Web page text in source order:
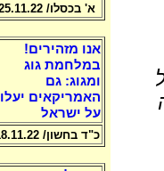
א' בכסלו/ 25.11.22
אנו מזהירים!
במלחמת גוג
ומגוג: גם
האמריקאים יעלו
על ישראל
כ"ד בחשון/ 18.11.22